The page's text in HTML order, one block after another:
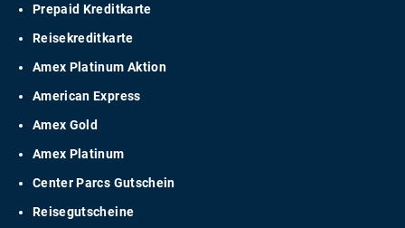
Prepaid Kreditkarte
Reisekreditkarte
Amex Platinum Aktion
American Express
Amex Gold
Amex Platinum
Center Parcs Gutschein
Reisegutscheine